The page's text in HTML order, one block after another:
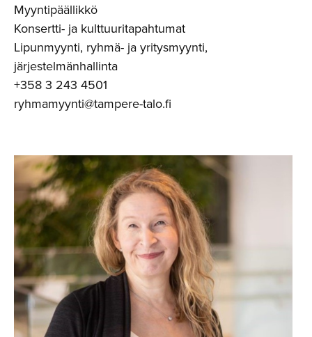
Myyntipäällikkö
Konsertti- ja kulttuuritapahtumat
Lipunmyynti, ryhmä- ja yritysmyynti,
järjestelmänhallinta
+358 3 243 4501
ryhmamyynti@tampere-talo.fi